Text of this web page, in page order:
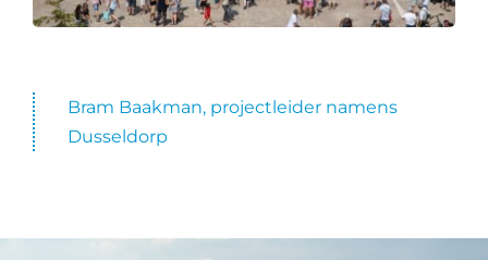
Bram Baakman, projectleider namens
Dusseldorp